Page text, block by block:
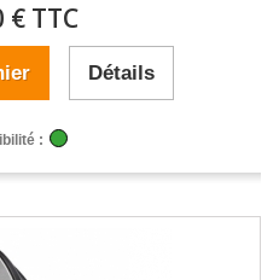
€ TTC
Détails
: